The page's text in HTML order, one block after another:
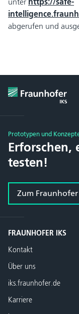
abgerufen und
Prototypen und
Erforschen,
testen!
Zum
FRAUNHOFER IKS
Kontakt
Über uns
iks.fraunhofer.de
Karriere